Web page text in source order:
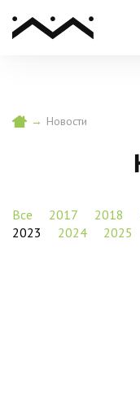
→ Новости
Все 2017 2018
2023
2024 2025